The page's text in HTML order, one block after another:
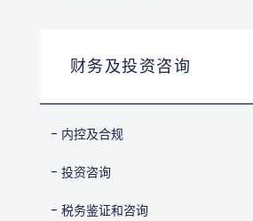
财务及投资咨询
- 内控及合规
- 投资咨询
- 税务鉴证和咨询